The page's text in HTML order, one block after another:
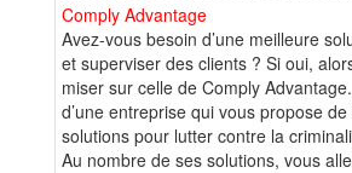
Comply Advantage
Avez-vous besoin d’une meilleure
et superviser des clients ? Si oui,
miser sur celle de Comply
d’une entreprise qui vous propose
solutions pour lutter contre la
Au nombre de ses solutions, vous